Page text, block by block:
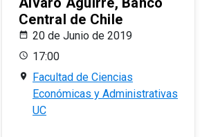
Central de Chile
20 de Junio de 2019
17:00
Facultad de Ciencias
Económicas y Administrativas
UC